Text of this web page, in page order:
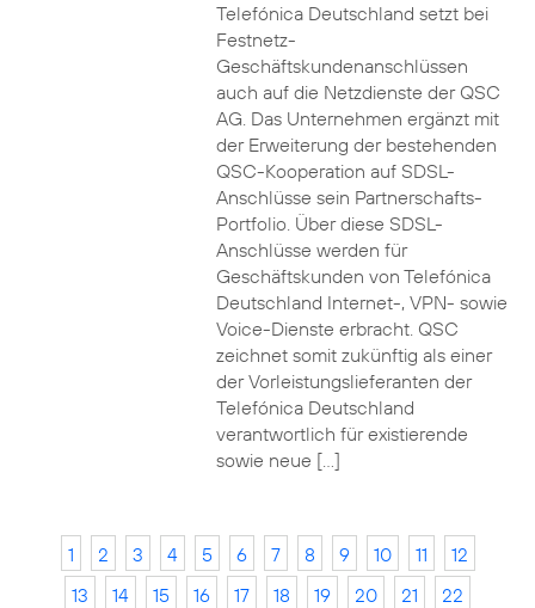
Telefónica Deutschland setzt bei
Festnetz-
Geschäftskundenanschlüssen
auch auf die Netzdienste der QSC
AG. Das Unternehmen ergänzt mit
der Erweiterung der bestehenden
QSC-Kooperation auf SDSL-
Anschlüsse sein Partnerschafts-
Portfolio. Über diese SDSL-
Anschlüsse werden für
Geschäftskunden von Telefónica
Deutschland Internet-, VPN- sowie
Voice-Dienste erbracht. QSC
zeichnet somit zukünftig als einer
der Vorleistungslieferanten der
Telefónica Deutschland
verantwortlich für existierende
sowie neue […]
1 2 3 4 5 6 7 8 9 10 11
12
13
14 15 16 17 18 19 20 21
22